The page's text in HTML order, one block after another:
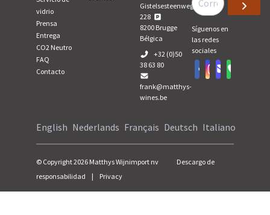
vidrio
Prensa
Entrega
CO2 Neutro
FAQ
Contacto
Gistelsesteenweg,
228
8200 Brugge
Bélgica
+32 (0)50
38 63 80
frank@matthys-
wines.be
Síguenos en
las redes
sociales
English Nederlands Français Deutsch Italiano
© Copyright2026 Matthys Wijnimport nv
Descargo de
responsabilidad
| Privacy